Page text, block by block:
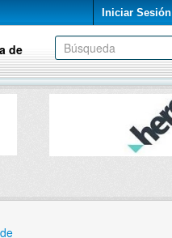
Iniciar Sesión
de